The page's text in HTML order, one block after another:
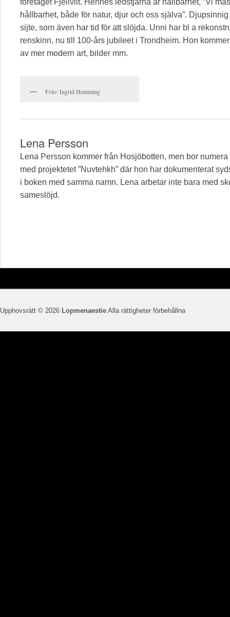
hållbarhet, både för natur, djur och oss själva”.
sijte, som även har tid för att slöjda. Unni har bl a
renskinn, nu till 100-års jubileet i Trondheim. Hon
av mer modern art, bilder mm.
Foto: Ingrid Hemming
Lena Persson
Lena Persson kommer från Hosjöbotten, men bor
med projektetet ”Nuvtehkh” där hon har dokumenterat
i boken med samma namn. Lena arbetar inte bara med
sameslöjd.
Upphovsrätt © 2026 Lopmenaestie Alla rättigheter förbehållna